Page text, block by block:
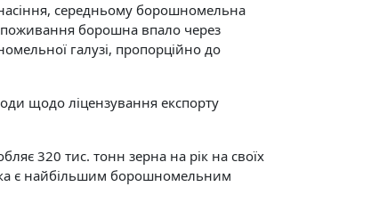
середньому борошномельна
борошна впало через
галузі, пропорційно до
щодо ліцензування експорту
320 тис. тонн зерна на рік на своїх
є найбільшим борошномельним